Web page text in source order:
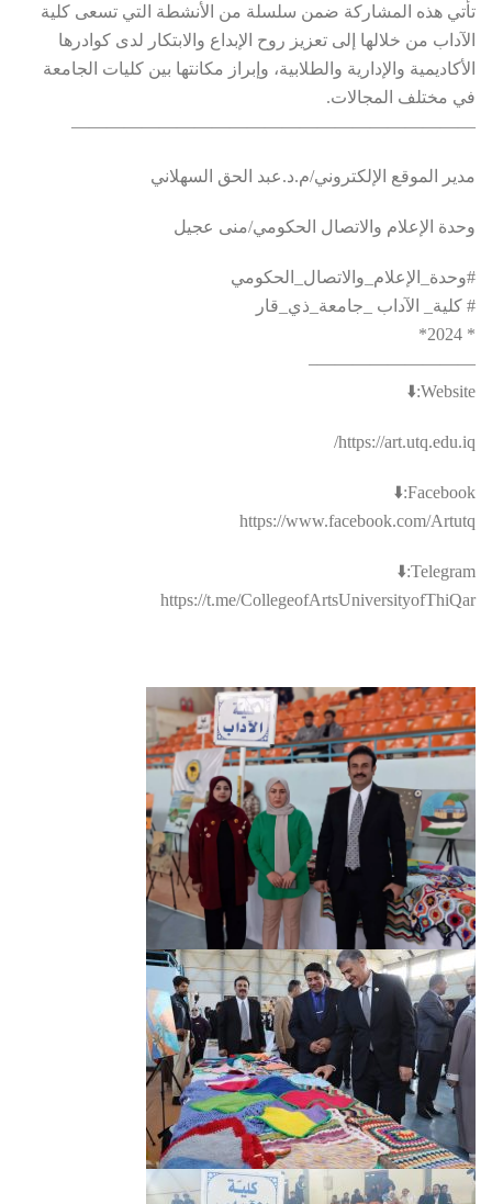
تأتي هذه المشاركة ضمن سلسلة من الأنشطة التي تسعى كلية
الآداب من خلالها إلى تعزيز روح الإبداع والابتكار لدى كوادرها
الأكاديمية والإدارية والطلابية، وإبراز مكانتها بين كليات الجامعة
في مختلف المجالات.
———————————————————————
وحدة الإعلام والاتصال الحكومي/منى عجيل
#وحدة_الإعلام_والاتصال_الحكومي
# كلية_ الآداب _جامعة_ذي_قار
* 2024*
—————————–